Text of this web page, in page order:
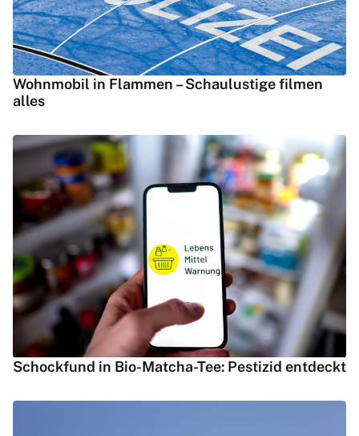
Wohnmobil in Flammen – Schaulustige filmen
alles
Schockfund in Bio-Matcha-Tee: Pestizid entdeckt